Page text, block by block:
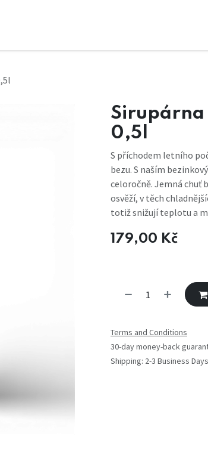
Sirupárna
0,5l
S příchodem letního
bezu. S naším
celoročně. Jemná chuť
osvěží, v těch
totiž snižují teplotu a
179,00 Kč
Terms and Conditions
30-day money-back
Shipping: 2-3 Business Days